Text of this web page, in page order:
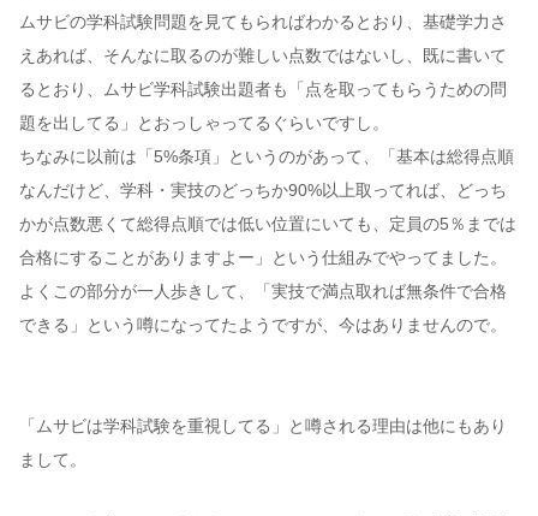
ムサビの学科試験問題を見てもらればわかるとおり、基礎学力さ
えあれば、そんなに取るのが難しい点数ではないし、既に書いて
るとおり、ムサビ学科試験出題者も「点を取ってもらうための問
題を出してる」とおっしゃってるぐらいですし。
ちなみに以前は「5%条項」というのがあって、「基本は総得点順
なんだけど、学科・実技のどっちか90%以上取ってれば、どっち
かが点数悪くて総得点順では低い位置にいても、定員の5％までは
合格にすることがありますよー」という仕組みでやってました。
よくこの部分が一人歩きして、「実技で満点取れば無条件で合格
できる」という噂になってたようですが、今はありませんので。
「ムサビは学科試験を重視してる」と噂される理由は他にもあり
まして。